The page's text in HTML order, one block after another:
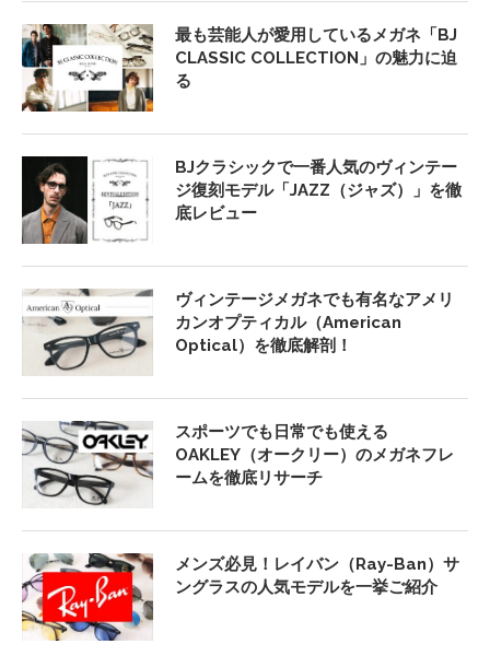
最も芸能人が愛用しているメガネ「BJ
CLASSIC COLLECTION」の魅力に迫
る
BJクラシックで一番人気のヴィンテー
ジ復刻モデル「JAZZ（ジャズ）」を徹
底レビュー
ヴィンテージメガネでも有名なアメリ
カンオプティカル（American
Optical）を徹底解剖！
スポーツでも日常でも使える
OAKLEY（オークリー）のメガネフレ
ームを徹底リサーチ
メンズ必見！レイバン（Ray-Ban）サ
ングラスの人気モデルを一挙ご紹介